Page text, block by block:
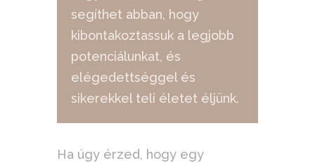
segíthet abban, hogy
kibontakoztassuk a legjobb
potenciálunkat, és
elégedettséggel és
sikerekkel teli életet éljünk.
Ha úgy érzed, hogy egy